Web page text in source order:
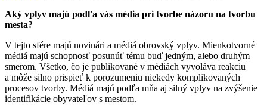
Aký vplyv majú podľa vás média pri tvorbe názoru na tvorbu
mesta?
V tejto sfére majú novinári a médiá obrovský vplyv. Mienkotvorné
médiá majú schopnosť posunúť tému buď jedným, alebo druhým
smerom. Všetko, čo je publikované v médiách vyvoláva reakciu
a môže silno prispieť k porozumeniu niekedy komplikovaných
procesov tvorby. Médiá majú podľa mňa aj silný vplyv na zvýšenie
identifikácie obyvateľov s mestom.